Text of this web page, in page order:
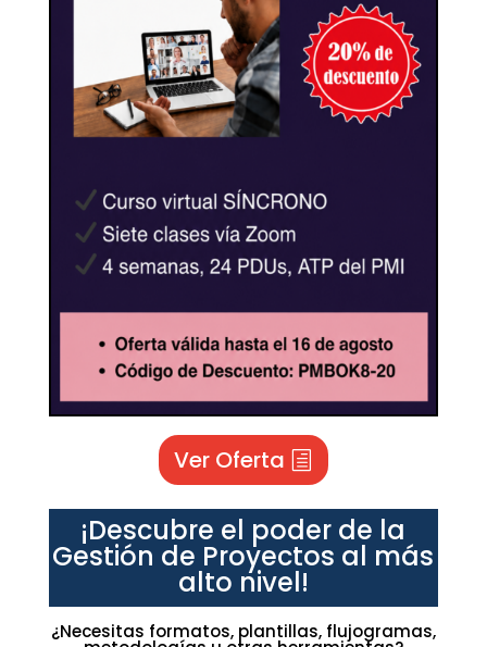
Ver Oferta
¡Descubre el poder de la
Gestión de Proyectos al más
alto nivel!
¿Necesitas formatos, plantillas, flujogramas,